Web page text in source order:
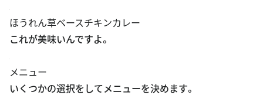
ほうれん草ベースチキンカレー
これが美味いんですよ。
メニュー
いくつかの選択をしてメニューを決めます。